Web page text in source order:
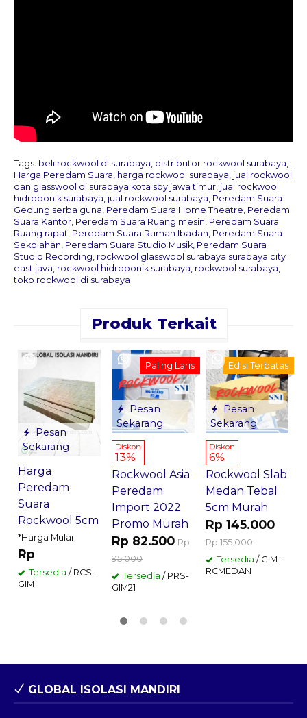
Tags: beli rockwool di surabaya, distributor rockwool surabaya,
Harga Peredam Suara, harga rockwool surabaya, jual rockwool
dan glasswool di surabaya kota sby jawa timur, jual rockwool
hidroponik surabaya, jual rockwool surabaya, Peredam Suara
Gedung serba guna, Peredam Suara Home Theatre, Peredam
Suara Kantor, Peredam Suara Ruang mesin, Peredam Suara
Ruang rapat, Peredam Suara Rumah Ibadah, Peredam Suara
Sekolahan, Peredam Suara Studio Musik, Peredam Suara
Studio Recording, rockwool glasswool surabaya surabaya city
east java, rockwool hidroponik surabaya, rockwool surabaya,
toko rockwool di surabaya
Produk Terkait
Pesan
Sekarang
Harga
Peredam
Suara
Rockwool 5cm
*Harga Mulai
Rp
Tersedia / RCS-
GIM
Pesan
Sekarang
Paling Laris
Diskon
13%
Rockwool Asia
Peredam
Import 2022
Promo Murah
Rp 82.500 Rp
95.000
Tersedia / PRS-
GIM21
Pesan
Sekarang
Edisi Terbatas
Diskon
6%
Rockwool Slab
Medan Tebal
5cm Murah
Rp 145.000
Rp 155.000
Tersedia / GIM-
RCMEDAN
GLOBAL ISOLASI MANDIRI